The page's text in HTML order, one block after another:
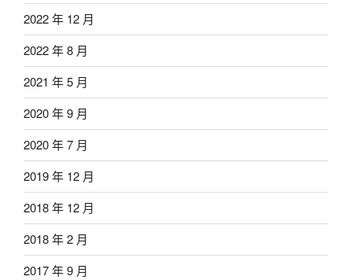
2022 年 12 月
2022 年 8 月
2021 年 5 月
2020 年 9 月
2020 年 7 月
2019 年 12 月
2018 年 12 月
2018 年 2 月
2017 年 9 月